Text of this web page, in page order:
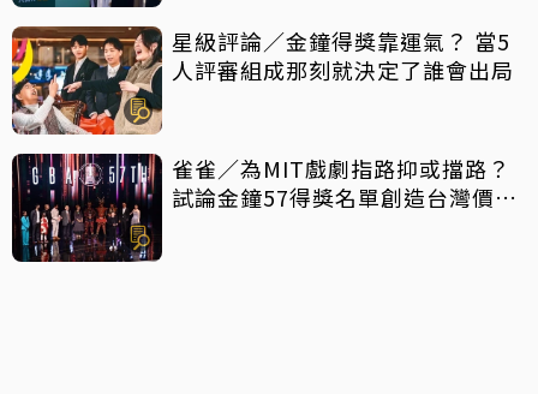
星級評論／金鐘得獎靠運氣？ 當5
人評審組成那刻就決定了誰會出局
雀雀／為MIT戲劇指路抑或擋路？
試論金鐘57得獎名單創造台灣價值